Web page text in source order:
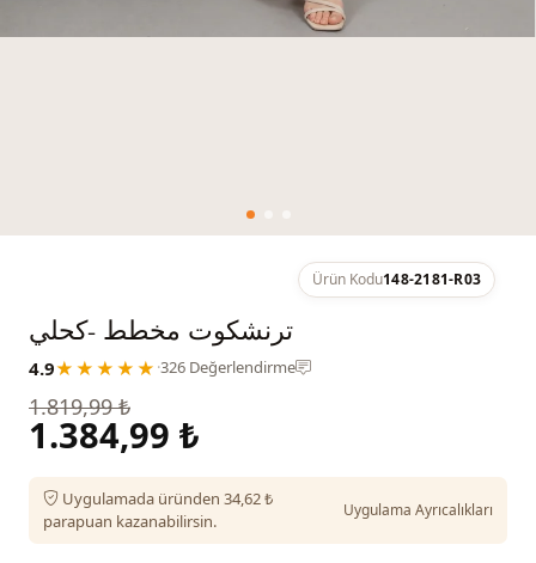
Ürün Kodu148-2181-R03
ترنشكوت مخطط -كحلي
4.9★★★★★ ·326 Değerlendirme
1.819,99 ₺
1.384,99 ₺
Uygulamada üründen 34,62 ₺
parapuan kazanabilirsin.
Uygulama Ayrıcalıkları